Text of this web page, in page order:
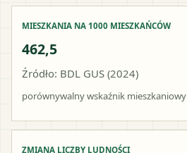
MIESZKANIA NA 1000 MIESZKAŃCÓW
462,5
Źródło: BDL GUS (2024)
porównywalny wskaźnik mieszkaniowy
ZMIANA LICZBY LUDNOŚCI